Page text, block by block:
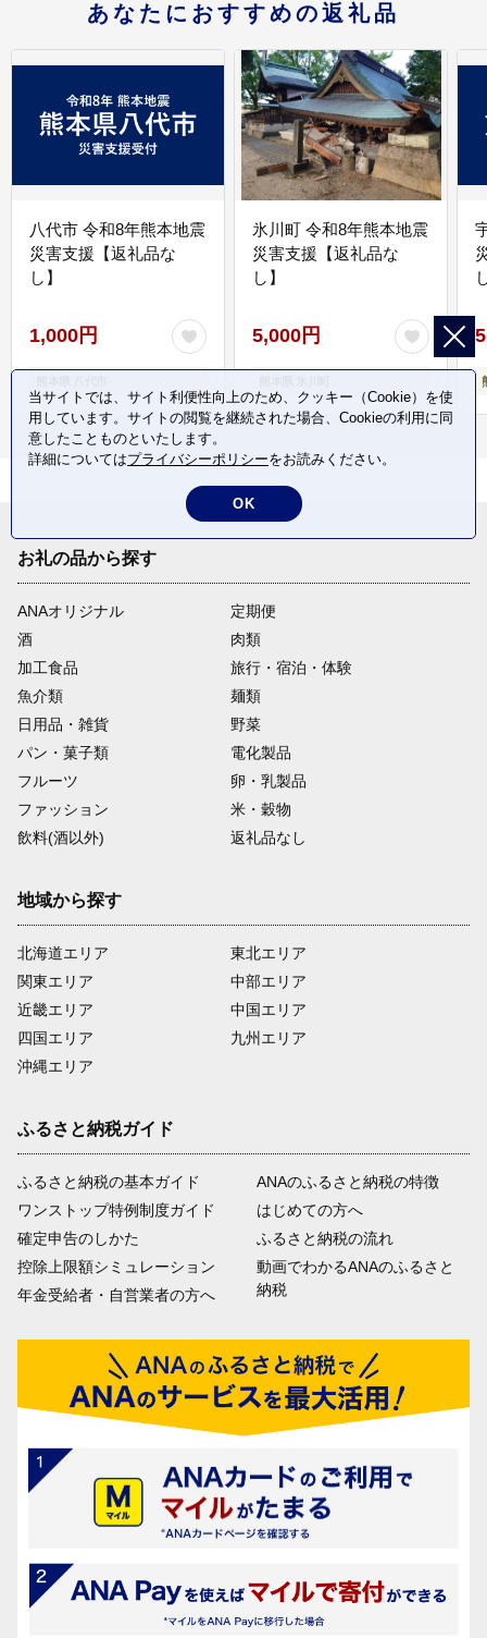
あなたにおすすめの返礼品
八代市 令和8年熊本地震
災害支援【返礼品な
し】
1,000円
氷川町 令和8年熊本地震
災害支援【返礼品な
し】
5,000円
お礼の品から探す
ANAオリジナル
定期便
酒
肉類
加工食品
旅行・宿泊・体験
魚介類
麺類
日用品・雑貨
野菜
パン・菓子類
電化製品
フルーツ
卵・乳製品
ファッション
米・穀物
飲料(酒以外)
返礼品なし
地域から探す
北海道エリア
関東エリア
近畿エリア
四国エリア
沖縄エリア
東北エリア
中部エリア
中国エリア
九州エリア
ふるさと納税ガイド
ふるさと納税の基本ガイド
ワンストップ特例制度ガイド
確定申告のしかた
控除上限額シミュレーション
年金受給者・自営業者の方へ
ANAのふるさと納税の特徴
はじめての方へ
ふるさと納税の流れ
動画でわかるANAのふるさと
納税
当サイトでは、サイト利便性向上のため、クッキー（Cookie）を使
用しています。サイトの閲覧を継続された場合、Cookieの利用に同
意したことものといたします。
詳細についてはプライバシーポリシーをお読みください。
OK